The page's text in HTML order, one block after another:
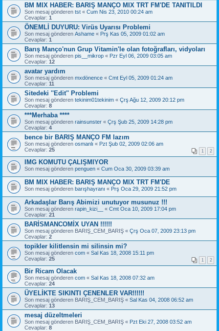
BM MIX HABER: BARIŞ MANÇO MIX TRT FM'DE TANITILDI
Son mesaj gönderen tst « Cum Nis 23, 2010 00:24 am
Cevaplar: 1
ÖNEMLİ DUYURU: Virüs Uyarısı Problemi
Son mesaj gönderen Ashame « Prş Kas 05, 2009 01:02 am
Cevaplar: 1
Barış Manço'nun Grup Vitamin'le olan fotoğrafları, vidyoları
Son mesaj gönderen pis__mikrop « Pzr Eyl 06, 2009 03:05 am
Cevaplar: 12
avatar yardım
Son mesaj gönderen mxdönence « Cmt Eyl 05, 2009 01:24 am
Cevaplar: 11
Sitedeki ''Edit'' Problemi
Son mesaj gönderen tekinim01tekinim « Çrş Ağu 12, 2009 20:12 pm
Cevaplar: 8
***Merhaba ****
Son mesaj gönderen rainsunster « Çrş Şub 25, 2009 14:28 pm
Cevaplar: 4
bence bir BARIŞ MANÇO FM lazım
Son mesaj gönderen osmanlı « Pzt Şub 02, 2009 02:06 am
Cevaplar: 25 1 2
IMG KOMUTU ÇALIŞMIYOR
Son mesaj gönderen penguen « Cum Oca 30, 2009 03:39 am
BM MIX HABER: BARIŞ MANÇO MIX TRT FM'DE
Son mesaj gönderen barışhayranı « Prş Oca 29, 2009 21:52 pm
Arkadaşlar Barış Abimizi unutuyor musunuz !!!
Son mesaj gönderen rapin_kizi__ « Cmt Oca 10, 2009 17:04 pm
Cevaplar: 21
BARİSMANCOMİX UYAN !!!!!!
Son mesaj gönderen BARIŞ_CEM_BARIŞ « Çrş Oca 07, 2009 23:13 pm
Cevaplar: 2
topikler kilitlensin mi silinsin mi?
Son mesaj gönderen com « Sal Kas 18, 2008 15:11 pm
Cevaplar: 25 1 2
Bir Ricam Olacak
Son mesaj gönderen com « Sal Kas 18, 2008 07:32 am
Cevaplar: 24
ÜYELİKTE SIKINTI ÇENENLER VAR!!!!!!
Son mesaj gönderen BARIŞ_CEM_BARIŞ « Sal Kas 04, 2008 06:52 am
Cevaplar: 13
mesaj düzeltmeleri
Son mesaj gönderen BARIŞ_CEM_BARIŞ « Pzt Eki 27, 2008 03:52 am
Cevaplar: 8